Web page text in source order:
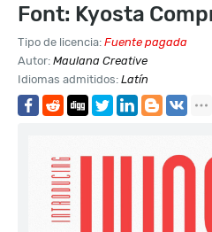
Font: Kyosta
Tipo de licencia: Fuente pagada
Autor: Maulana Creative
Idiomas admitidos: Latín